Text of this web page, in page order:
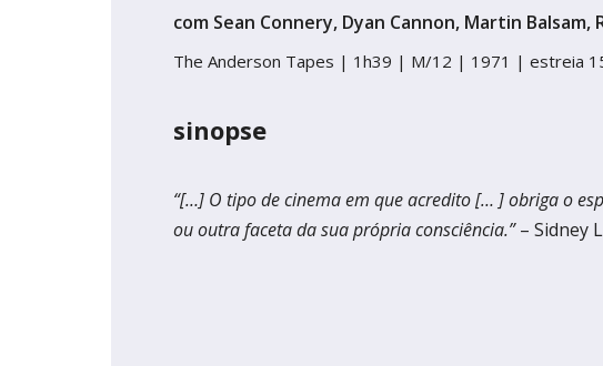
Figueira da Foz
Coimbra
com Sean Connery, Dyan Cannon, Martin Balsam,
The Anderson Tapes | 1h39 | M/12 | 1971 | estreia
sinopse
“[…] O tipo de cinema em que acredito [… ] obriga o
ou outra faceta da sua própria consciência.”– Sidney